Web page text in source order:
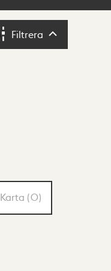
Filtrera Filtrera
Karta (0)